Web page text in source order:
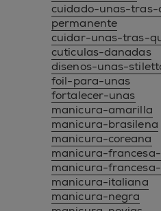
cuidado-unas-
permanente
cuidar-unas-tras-
cuticulas-danadas
disenos-unas-
foil-para-unas
fortalecer-unas
manicura-amarilla
manicura-brasilena
manicura-coreana
manicura-
manicura-
manicura-italiana
manicura-negra